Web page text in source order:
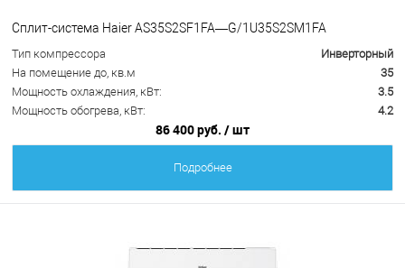
Сплит-система Haier AS35S2SF1FA—G/1U35S2SM1FA
Тип компрессора
Инверторный
На помещение до, кв.м
35
Мощность охлаждения, кВт:
3.5
Мощность обогрева, кВт:
4.2
86 400 руб. / шт
Подробнее